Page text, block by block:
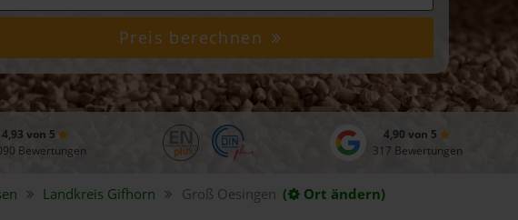
Preis berechnen
4,93 von 5
Bewertungen
4,90 von 5
317 Bewertungen
Landkreis Gifhorn Groß Oesingen ( Ort ändern)